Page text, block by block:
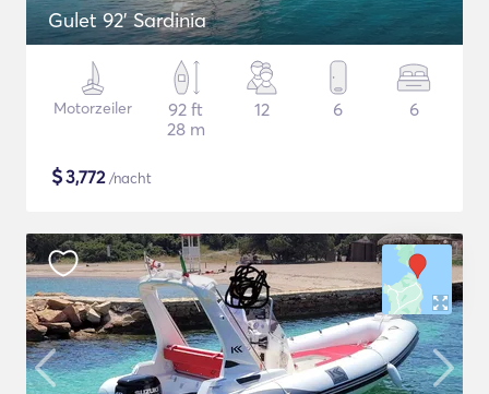
Gulet 92' Sardinia
Motorzeiler
92 ft
28 m
12 6 6
$3,772/nacht